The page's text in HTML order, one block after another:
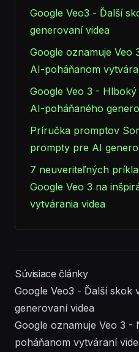
Google Veo3 - Ďalší
generovaní videa
Google oznamuje Veo
AI-poháňanom
Google Veo 3 -
AI-poháňaného
Príručka promptov
prompty pre AI
7 neuveriteľných
Google Veo 3 na
vytvárania videa
Súvisiace články
Google Veo3 - Ďalší skok
generovaní videa
Google oznamuje Veo 3 -
poháňanom vytváraní